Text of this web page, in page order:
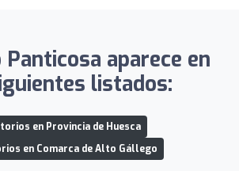
aparece en
listados:
en Provincia de Huesca
en Comarca de Alto Gállego